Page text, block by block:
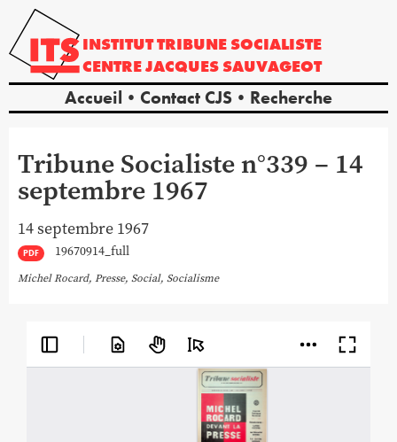
INSTITUTTRIBUNE SOCIALISTE
CENTREJACQUES SAUVAGEOT
Accueil Contact CJS Recherche
Tribune Socialiste n°339 – 14
septembre 1967
14 septembre 1967
PDF 19670914_full
Michel Rocard, Presse, Social, Socialisme